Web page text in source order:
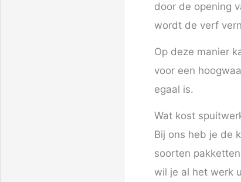
door de opening
wordt de verf
Op deze manier
voor een
egaal is.
Wat kost
Bij ons heb je de
soorten
wil je al het werk